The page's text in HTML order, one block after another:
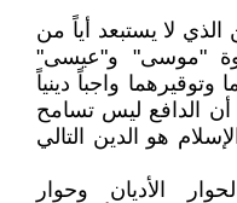
الذي لا يستبعد أياً من
"موسى" و"عيسى"
وتوقيرهما واجباً دينياً
الدافع ليس تسامح
هو الدين التالي
الأديان وحوار